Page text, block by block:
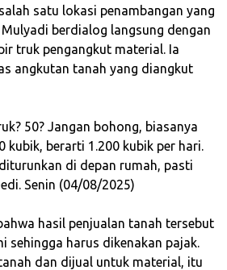
satu lokasi penambangan yang
berdialog langsung dengan
truk pengangkut material. Ia
angkutan tanah yang diangkut
50? Jangan bohong, biasanya
kubik, berarti 1.200 kubik per hari.
di depan rumah, pasti
Senin (04/08/2025)
hasil penjualan tanah tersebut
sehingga harus dikenakan pajak.
dan dijual untuk material, itu